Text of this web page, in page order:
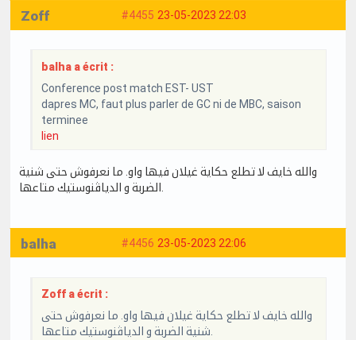
#4455 23-05-2023 22:03
Zoff
balha a écrit :
Conference post match EST- UST
dapres MC, faut plus parler de GC ni de MBC, saison
terminee
lien
والله خايف لا تطلع حكاية غيلان فيها واو. ما نعرفوش حتى شنية
#4456 23-05-2023 22:06
balha
Zoff a écrit :
والله خايف لا تطلع حكاية غيلان فيها واو. ما نعرفوش حتى